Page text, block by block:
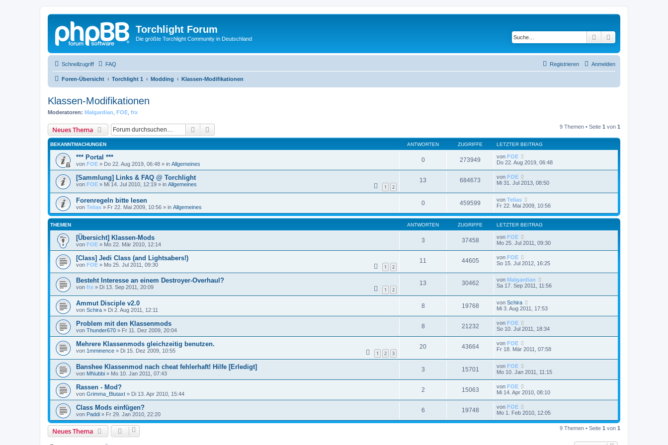
Torchlight Forum
Die größte Torchlight Community in Deutschland Suche
Schnellzugriff FAQ Anmelden
Registrieren
Foren-Übersicht Torchlight 1 Modding Klassen-Modifikationen
Klassen-Modifikationen
Moderatoren: Malgardian FOE frx
Neues Thema Suche 9 Themen • Seite 1 von 1
BEKANNTMACHUNGEN ANTWORTEN ZUGRIFFE LETZTER BEITRAG
*** Portal ***
von FOE » Do 22. Aug 2019, 06:48 » in Allgemeines
0 273949 von FOE
Do 22. Aug 2019, 06:48
[Sammlung] Links & FAQ @ Torchlight
von FOE » Mi 14. Jul 2010, 12:19 » in Allgemeines 1 2
13 684673 von FOE
Mi 31. Jul 2013, 08:50
Forenregeln bitte lesen
von Telias » Fr 22. Mai 2009, 10:56 » in Allgemeines
0 459599 von Telias
Fr 22. Mai 2009, 10:56
THEMEN ANTWORTEN ZUGRIFFE LETZTER BEITRAG
[Übersicht] Klassen-Mods
von FOE » Mo 22. Mär 2010, 12:14
3 37458 von FOE
Mo 25. Jul 2011, 09:30
[Class] Jedi Class (and Lightsabers!)
von FOE » Mo 25. Jul 2011, 09:30 1 2
11 44605 von FOE
So 15. Jul 2012, 16:25
Besteht Interesse an einem Destroyer-Overhaul?
von frx » Di 13. Sep 2011, 20:09 1 2
13 30462 von Malgardian
Sa 17. Sep 2011, 11:56
Ammut Disciple v2.0
von Schira » Di 2. Aug 2011, 12:11
8 19768 von Schira
Mi 3. Aug 2011, 17:53
Problem mit den Klassenmods
von Thunder670 » Fr 11. Dez 2009, 20:04
8 21232 von FOE
So 10. Jul 2011, 18:34
Mehrere Klassenmods gleichzeitig benutzen.
von 1mminence » Di 15. Dez 2009, 10:55 1 2 3
20 43664 von FOE
Fr 18. Mär 2011, 07:58
Banshee Klassenmod nach cheat fehlerhaft! Hilfe [Erledigt]
von MNubbi » Mo 10. Jan 2011, 07:43
3 15701 von FOE
Mo 10. Jan 2011, 11:15
Rassen - Mod?
von Grimma_Blutaxt » Di 13. Apr 2010, 15:44
2 15063 von FOE
Mi 14. Apr 2010, 08:10
Class Mods einfügen?
von Paddi » Fr 29. Jan 2010, 22:20
6 19748 von FOE
Mo 1. Feb 2010, 12:05
Neues Thema 9 Themen • Seite 1 von 1